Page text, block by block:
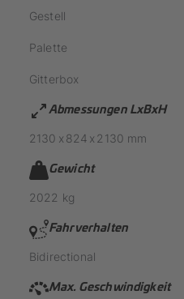
Gestell
Palette
Gitterbox
Abmessungen LxBxH
2130 x 824 x 2130 mm
Gewicht
2022 kg
Fahrverhalten
Bidirectional
Max. Geschwindigkeit